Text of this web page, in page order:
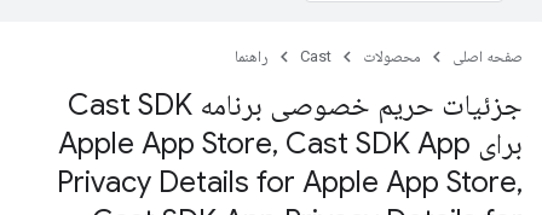
صفحه اصلی محصولات Cast راهنما
جزئیات حریم خصوصی برنامه Cast SDK
برای Apple App Store
, Cast SDK App
Privacy Details for Apple App Store,